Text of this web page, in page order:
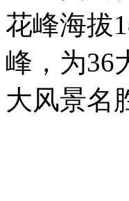
花峰海拔
峰，为36
大风景名